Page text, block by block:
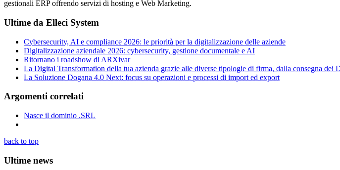
gestionali ERP offrendo servizi di hosting e Web Marketing.
Ultime da Elleci System
Cybersecurity, AI e compliance 2026: le priorità per la digitalizzazione delle aziende
Digitalizzazione aziendale 2026: cybersecurity, gestione documentale e AI
Ritornano i roadshow di ARXivar
La Digital Transformation della tua azienda grazie alle diverse tipologie di firma, dalla consegna dei
La Soluzione Dogana 4.0 Next: focus su operazioni e processi di import ed export
Argomenti correlati
Nasce il dominio .SRL
back to top
Ultime news